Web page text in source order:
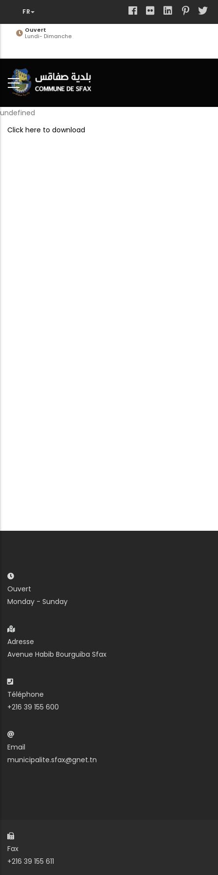
contenuOuvert
Lundi- Dimanche
undefined
Click here to download
Ouvert
Monday - Sunday
Adresse
Avenue Habib Bourguiba Sfax
Téléphone
+216 39 155 600
Email
municipalite.sfax@gnet.tn
Fax
+216 39 155 611